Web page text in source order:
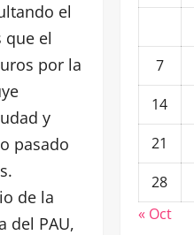
el
que el
por la
y
pasado
de la
del PAU,
7
14
21
28
« Oct